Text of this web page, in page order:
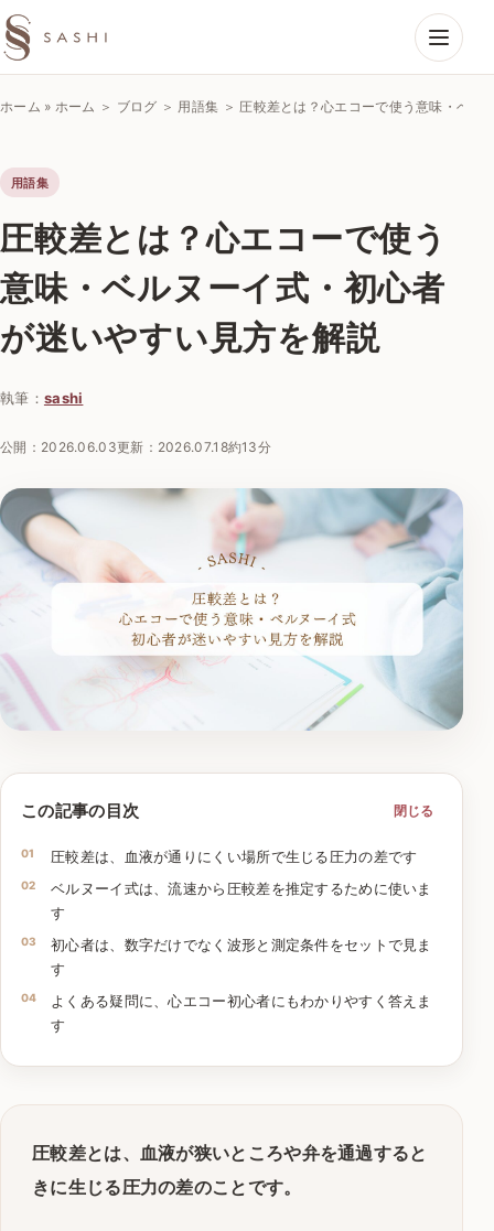
ホーム » ホーム ＞ ブログ ＞ 用語集 ＞ 圧較差とは？心エコーで使う意味・ベル
用語集
圧較差とは？心エコーで使う
意味・ベルヌーイ式・初心者
が迷いやすい見方を解説
執筆： sashi
公開： 2026.06.03更新： 2026.07.18約13分
この記事の目次 閉じる
圧較差は、血液が通りにくい場所で生じる圧力の差です
ベルヌーイ式は、流速から圧較差を推定するために使いま
す
初心者は、数字だけでなく波形と測定条件をセットで見ま
す
よくある疑問に、心エコー初心者にもわかりやすく答えま
す
圧較差とは、血液が狭いところや弁を通過すると
きに生じる圧力の差のことです。